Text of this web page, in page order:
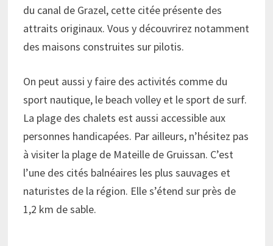
du canal de Grazel, cette citée présente des
attraits originaux. Vous y découvrirez notamment
des maisons construites sur pilotis.
On peut aussi y faire des activités comme du
sport nautique, le beach volley et le sport de surf.
La plage des chalets est aussi accessible aux
personnes handicapées. Par ailleurs, n’hésitez pas
à visiter la plage de Mateille de Gruissan. C’est
l’une des cités balnéaires les plus sauvages et
naturistes de la région. Elle s’étend sur près de
1,2 km de sable.